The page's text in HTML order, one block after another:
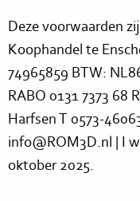
Deze voorwaarden
Koophandel te
74965859 BTW:
RABO 0131 7373 68
Harfsen T 0573-
info@ROM3D.nl | I
oktober 2025.